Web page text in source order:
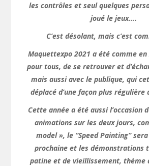
les contrôles et seul quelques
joué le jeux….
C’est désolant, mais c’est
Maquettexpo 2021 a été comme en
pour tous, de se retrouver et
mais aussi avec le publique, qui
déplacé d’une façon plus régulière
Cette année a été aussi l’occasion
animations sur les deux jours,
model », le “Speed Painting”
prochaine et les démonstrations
patine et de vieillissement, thème